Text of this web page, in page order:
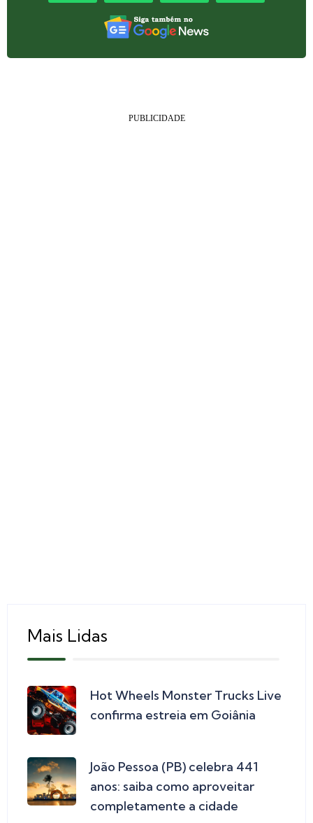
Mais Lidas
Hot Wheels Monster Trucks Live
confirma estreia em Goiânia
João Pessoa (PB) celebra 441
anos: saiba como aproveitar
completamente a cidade